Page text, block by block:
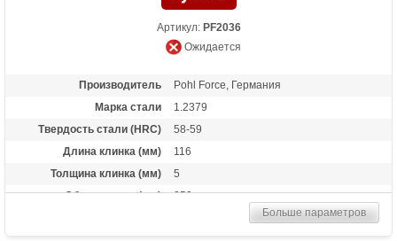
Артикул: PF2036
Ожидается
Производитель
Pohl Force, Германия
Марка стали
1.2379
Твердость стали (HRC)
58-59
Длина клинка (мм)
116
Толщина клинка (мм)
5
Общая длина (мм)
250
тканевая микартаБольше параметров